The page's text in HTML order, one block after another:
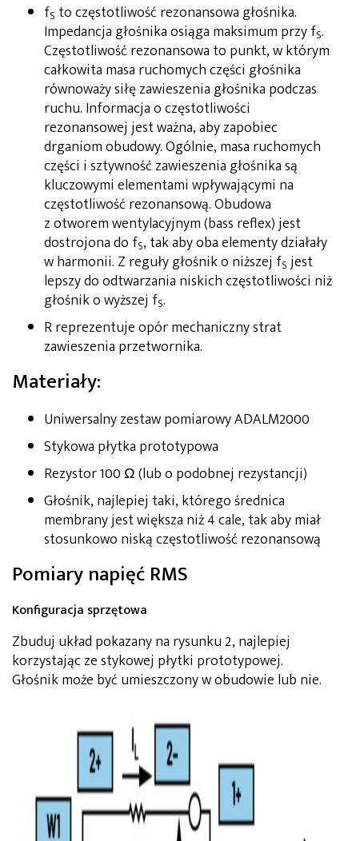
fS to częstotliwość rezonansowa głośnika.
Impedancja głośnika osiąga maksimum przy fS.
Częstotliwość rezonansowa to punkt, w którym
całkowita masa ruchomych części głośnika
równoważy siłę zawieszenia głośnika podczas
ruchu. Informacja o częstotliwości
rezonansowej jest ważna, aby zapobiec
drganiom obudowy. Ogólnie, masa ruchomych
części i sztywność zawieszenia głośnika są
kluczowymi elementami wpływającymi na
częstotliwość rezonansową. Obudowa
z otworem wentylacyjnym (bass reflex) jest
dostrojona do fS, tak aby oba elementy działały
w harmonii. Z reguły głośnik o niższej fSjest
lepszy do odtwarzania niskich częstotliwości niż
głośnik o wyższej fS.
R reprezentuje opór mechaniczny strat
zawieszenia przetwornika.
Materiały:
Uniwersalny zestaw pomiarowy ADALM2000
Stykowa płytka prototypowa
Rezystor 100 Ω (lub o podobnej rezystancji)
Głośnik, najlepiej taki, którego średnica
membrany jest większa niż 4 cale, tak aby miał
stosunkowo niską częstotliwość rezonansową
Pomiary napięć RMS
Konfiguracja sprzętowa
Zbuduj układ pokazany na rysunku 2, najlepiej
korzystając ze stykowej płytki prototypowej.
Głośnik może być umieszczony w obudowie lub nie.